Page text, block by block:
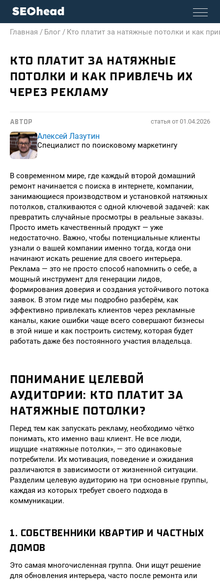
Главная / Блог / Кто платит за натяжные потолки и как
КТО ПЛАТИТ ЗА НАТЯЖНЫЕ
ПОТОЛКИ И КАК ПРИВЛЕЧЬ ИХ
ЧЕРЕЗ РЕКЛАМУ
АВТОР статья от 01.04.2026
Алексей Лазутин
Специалист по поисковому маркетингу
В современном мире, где каждый второй домашний
ремонт начинается с поиска в интернете, компании,
занимающиеся производством и установкой натяжных
потолков, сталкиваются с одной ключевой задачей: как
превратить случайные просмотры в реальные заказы.
Просто иметь качественный продукт — уже
недостаточно. Важно, чтобы потенциальные клиенты
узнали о вашей компании именно тогда, когда они
начинают искать решение для своего интерьера.
Реклама — это не просто способ напомнить о себе, а
мощный инструмент для генерации лидов,
формирования доверия и создания устойчивого потока
заявок. В этом гиде мы подробно разберём, как
эффективно привлекать клиентов через рекламные
каналы, какие ошибки чаще всего совершают бизнесы
в этой нише и как построить систему, которая будет
работать даже без постоянного участия владельца.
ПОНИМАНИЕ ЦЕЛЕВОЙ
АУДИТОРИИ: КТО ПЛАТИТ ЗА
НАТЯЖНЫЕ ПОТОЛКИ?
Перед тем как запускать рекламу, необходимо чётко
понимать, кто именно ваш клиент. Не все люди,
ищущие «натяжные потолки», — это одинаковые
потребители. Их мотивация, поведение и ожидания
различаются в зависимости от жизненной ситуации.
Разделим целевую аудиторию на три основные группы,
каждая из которых требует своего подхода в
коммуникации.
1. СОБСТВЕННИКИ КВАРТИР И ЧАСТНЫХ
ДОМОВ
Это самая многочисленная группа. Они ищут решение
для обновления интерьера, часто после ремонта или